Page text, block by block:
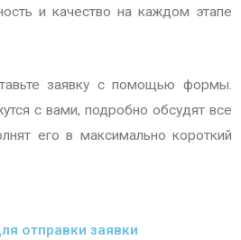
и качество на каждом этапе
заявку с помощью формы.
с вами, подробно обсудят все
его в максимально короткий
отправки заявки